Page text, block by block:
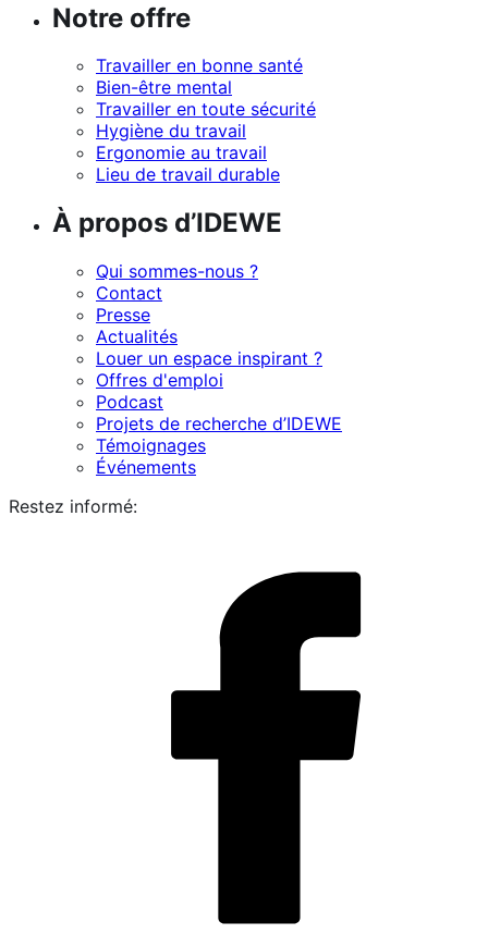
Notre offre
Travailler en bonne santé
Bien-être mental
Travailler en toute sécurité
Hygiène du travail
Ergonomie au travail
Lieu de travail durable
À propos d’IDEWE
Qui sommes-nous ?
Contact
Presse
Actualités
Louer un espace inspirant ?
Offres d'emploi
Podcast
Projets de recherche d’IDEWE
Témoignages
Événements
Restez informé: